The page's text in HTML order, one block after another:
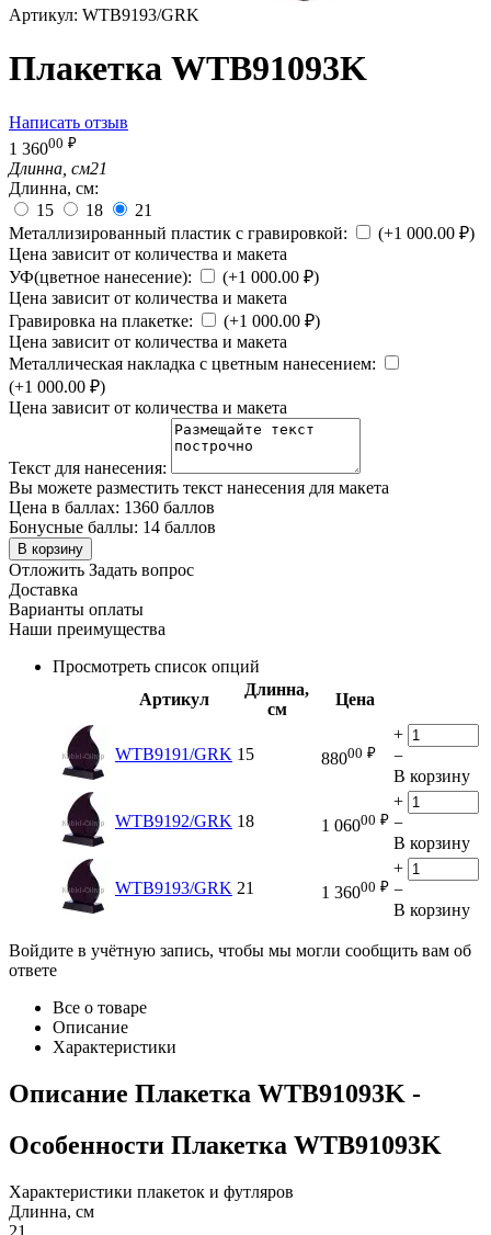
Артикул: WTB9193/GRK
Плакетка WTB91093K
Написать отзыв
1 36000 ₽
Длинна, см21
Длинна, см:
15
18
21
Металлизированный пластик с гравировкой:
(+1 000.00 ₽)
Цена зависит от количества и макета
УФ(цветное нанесение):
(+1 000.00 ₽)
Цена зависит от количества и макета
Гравировка на плакетке:
(+1 000.00 ₽)
Цена зависит от количества и макета
Металлическая накладка с цветным нанесением:
(+1 000.00 ₽)
Цена зависит от количества и макета
Текст для нанесения:
Вы можете разместить текст нанесения для макета
Цена в баллах: 1360 баллов
Бонусные баллы: 14 баллов
В корзину
Отложить Задать вопрос
Доставка
Варианты оплаты
Наши преимущества
Просмотреть список опций
Артикул
Длинна,
см
Цена
WTB9191/GRK 15 88000 ₽
+
−
В корзину
WTB9192/GRK 18 1 06000 ₽
+
−
В корзину
WTB9193/GRK 21 1 36000 ₽
+
−
В корзину
Войдите в учётную запись, чтобы мы могли сообщить вам об
ответе
Все о товаре
Описание
Характеристики
Описание Плакетка WTB91093K -
Особенности Плакетка WTB91093K
Характеристики плакеток и футляров
Длинна, см
21